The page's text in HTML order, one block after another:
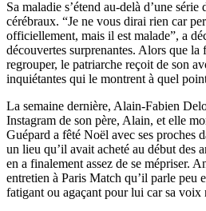
Sa maladie s’étend au-delà d’une série
cérébraux. “Je ne vous dirai rien car
officiellement, mais il est malade”, a
découvertes surprenantes. Alors que
regrouper, le patriarche reçoit de son
inquiétantes qui le montrent à quel
La semaine dernière, Alain-Fabien
Instagram de son père, Alain, et elle
Guépard a fêté Noël avec ses proches
un lieu qu’il avait acheté au début des
en a finalement assez de se mépriser.
entretien à Paris Match qu’il parle peu
fatigant ou agaçant pour lui car sa voix